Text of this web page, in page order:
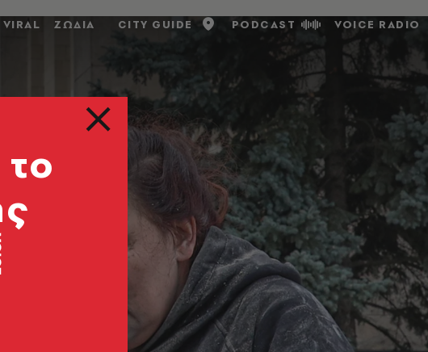
VIRAL ΖΩΔΙΑ CITY GUIDE PODCAST VOICE RADIO